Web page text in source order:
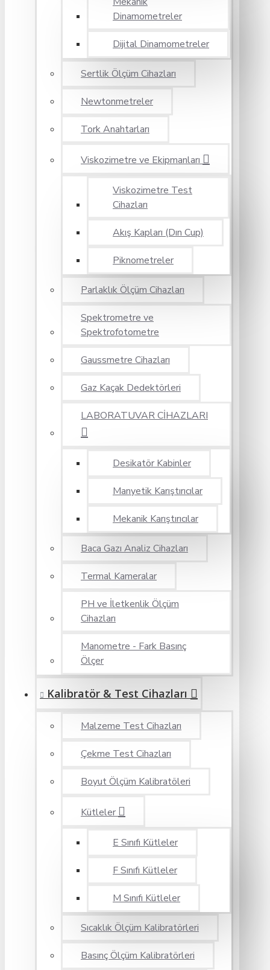
Dinamometreler
Dijital Dinamometreler
Sertlik Ölçüm Cihazları
Newtonmetreler
Tork Anahtarları
Viskozimetre ve Ekipmanları
Viskozimetre Test
Cihazları
Akış Kapları (Dın Cup)
Piknometreler
Parlaklık Ölçüm Cihazları
Spektrometre ve
Spektrofotometre
Gaussmetre Cihazları
Gaz Kaçak Dedektörleri
LABORATUVAR CİHAZLARI
Desikatör Kabinler
Manyetik Karıştırıcılar
Mekanik Karıştırıcılar
Baca Gazı Analiz Cihazları
Termal Kameralar
PH ve İletkenlik Ölçüm
Cihazları
Manometre - Fark Basınç
Ölçer
Kalibratör & Test Cihazları
Malzeme Test Cihazları
Çekme Test Cihazları
Boyut Ölçüm Kalibratöleri
Kütleler
E Sınıfı Kütleler
F Sınıfı Kütleler
M Sınıfı Kütleler
Sıcaklık Ölçüm Kalibratörleri
Basınç Ölçüm Kalibratörleri